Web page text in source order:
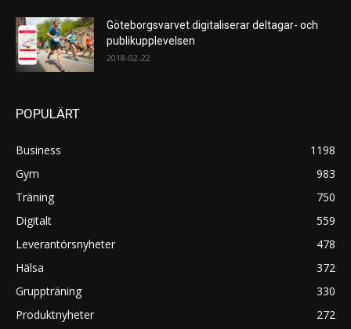
Göteborgsvarvet digitaliserar deltagar- och
publikupplevelsen
2018-02-22
POPULÄRT
Business
1198
Gym
983
Träning
750
Digitalt
559
Leverantörsnyheter
478
Hälsa
372
Gruppträning
330
Produktnyheter
272